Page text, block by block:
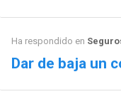
Ha respondido en
Dar de baja un